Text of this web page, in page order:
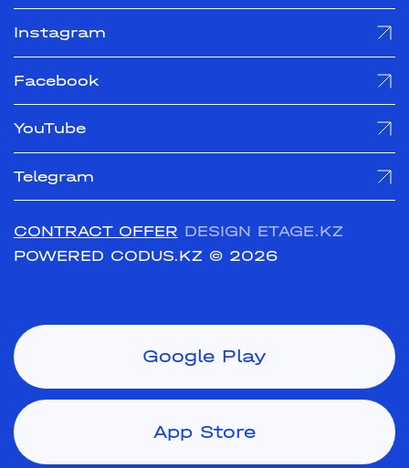
Instagram
Facebook
YouTube
Telegram
CONTRACT OFFER DESIGN ETAGE.KZ
POWERED CODUS.KZ © 2026
Google Play
App Store